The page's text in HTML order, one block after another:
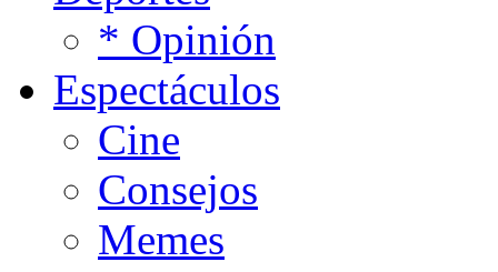
* Opinión
Espectáculos
Cine
Consejos
Memes